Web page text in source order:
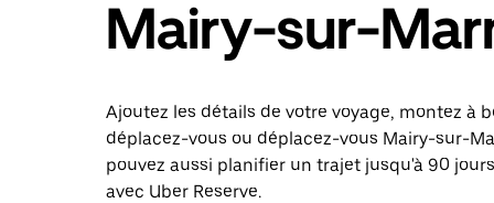
Mairy-sur-
Ajoutez les détails de votre voyage, montez à
déplacez-vous ou déplacez-vous Mairy-sur-
pouvez aussi planifier un trajet jusqu'à 90
avec Uber Reserve.